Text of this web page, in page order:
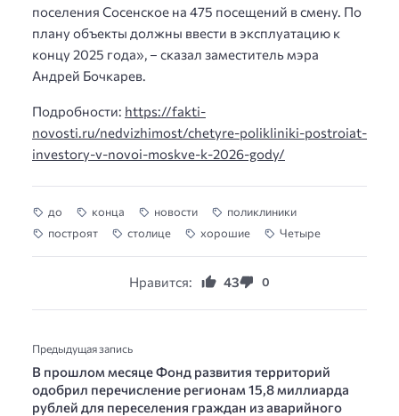
поселения Сосенское на 475 посещений в смену. По
плану объекты должны ввести в эксплуатацию к
концу 2025 года», – сказал заместитель мэра
Андрей Бочкарев.
Подробности: https://fakti-
novosti.ru/nedvizhimost/chetyre-polikliniki-postroiat-
investory-v-novoi-moskve-k-2026-gody/
до конца новости
поликлиники
построят
столице хорошие Четыре
Нравится: 43 0
Предыдущая запись
В прошлом месяце Фонд развития территорий
одобрил перечисление регионам 15,8 миллиарда
рублей для переселения граждан из аварийного